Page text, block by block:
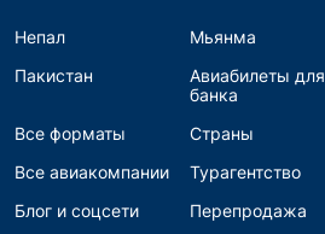
Непал
Мьянма
Пакистан
Авиабилеты для
банка
Все форматы Страны
Все авиакомпании
Турагентство
Блог и соцсети
Перепродажа